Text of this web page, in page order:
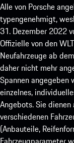
Alle von Porsche
typengenehmigt,
31. Dezember 2022
Offizielle von den
Neufahrzeuge ab
daher nicht mehr
Spannen angegeben
einzelnes,
Angebots. Sie
verschiedenen
(Anbauteile,